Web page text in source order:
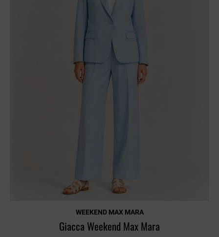
WEEKEND MAX MARA
Giacca Weekend Max Mara